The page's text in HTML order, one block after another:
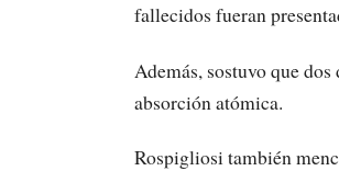
fallecidos fueran
Además, sostuvo que
absorción atómica.
Rospigliosi también